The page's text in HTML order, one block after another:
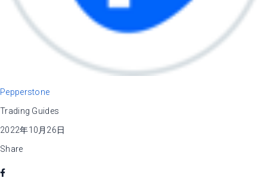
Pepperstone
Trading Guides
2022年10月26日
Share